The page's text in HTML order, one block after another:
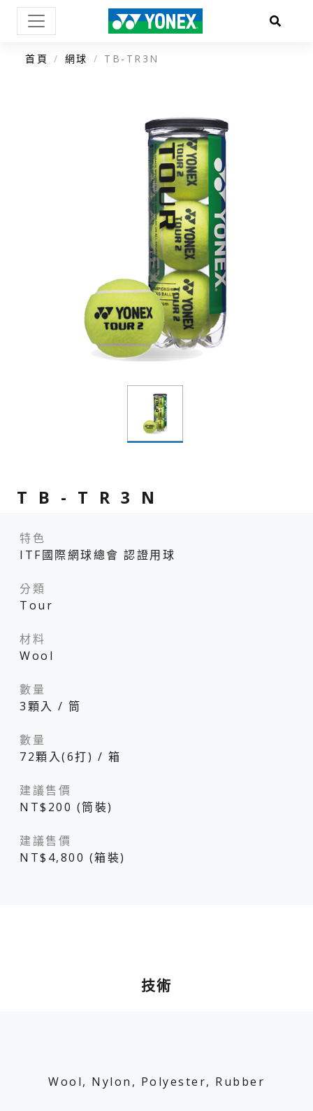
首頁 網球 TB-TR3N
TB-TR3N
特色
ITF國際網球總會 認證用球
分類
Tour
材料
Wool
數量
3顆入 / 筒
數量
72顆入(6打) / 箱
建議售價
NT$200 (筒裝)
建議售價
NT$4,800 (箱裝)
技術
Wool, Nylon, Polyester, Rubber